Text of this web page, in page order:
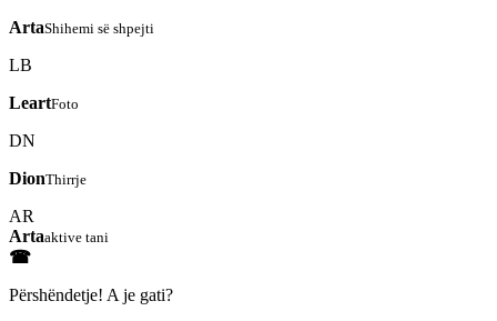
ArtaShihemi së shpejti
LB
LeartFoto
DN
DionThirrje
AR
Artaaktive tani
☎
Përshëndetje! A je gati?